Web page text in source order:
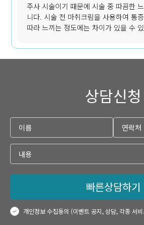
주사 시술이기 때문에 시술 중 따끔한
니다. 시술 전 마취크림을 사용하여 통
따라 느끼는 정도에는 차이가 있을 수
상담신청
빠른상담하기
개인정보 수집동의 (이벤트 공지, 상담, 각종 서